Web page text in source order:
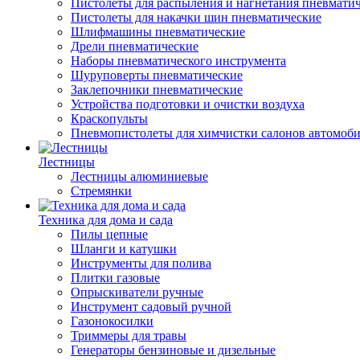
Пистолеты для распыления и нагнетания
Пистолеты для накачки шин пневматические
Шлифмашины пневматические
Дрели пневматические
Наборы пневматического инструмента
Шуруповерты пневматические
Заклепочники пневматические
Устройства подготовки и очистки воздуха
Краскопульты
Пневмопистолеты для химчистки салонов
Лестницы
Лестницы алюминиевые
Стремянки
Техника для дома и сада
Пилы цепные
Шланги и катушки
Инструменты для полива
Плитки газовые
Опрыскиватели ручные
Инструмент садовый ручной
Газонокосилки
Триммеры для травы
Генераторы бензиновые и дизельные